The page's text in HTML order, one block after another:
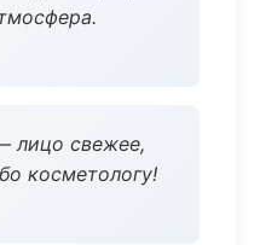
лицо свежее,
косметологу!